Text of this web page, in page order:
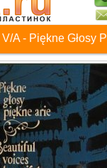
V/A - Piękne Głosy